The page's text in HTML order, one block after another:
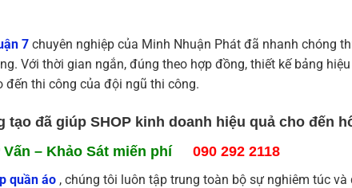
7chuyên nghiệp của Minh Nhuận Phát đã nhanh chóng
Với thời gian ngắn, đúng theo hợp đồng, thiết kế bảng
thi công của đội ngũ thi công.
tạo đã giúp SHOP kinh doanh hiệu quả cho đến
– Khảo Sát miến phí
090 292 2118
quần áo, chúng tôi luôn tập trung toàn bộ sự nghiêm túc